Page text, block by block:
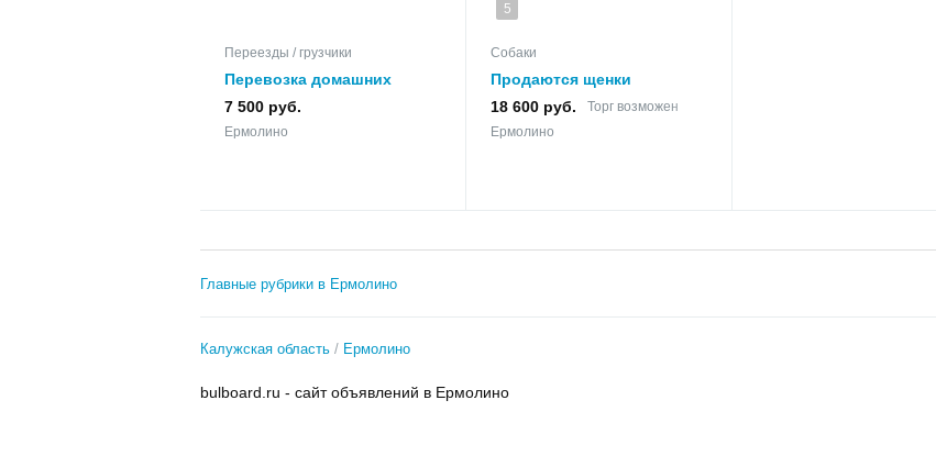
Переезды / грузчики
Перевозка домашних
вещей жд контейнером
Ермолино
7 500 руб.
Ермолино
5
Собаки
Продаются щенки
Самоедской лайки
(Самоед)
18 600 руб.
Торг возможен
Ермолино
Главные рубрики в Ермолино
Калужская область Ермолино
bulboard.ru - сайт объявлений в Ермолино